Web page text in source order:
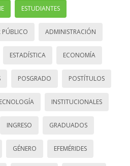
ESTUDIANTES
ADMINISTRACIÓN
ESTADÍSTICA ECONOMÍA
POSGRADO POSTÍTULOS
INSTITUCIONALES
INGRESO GRADUADOS
GÉNERO EFEMÉRIDES